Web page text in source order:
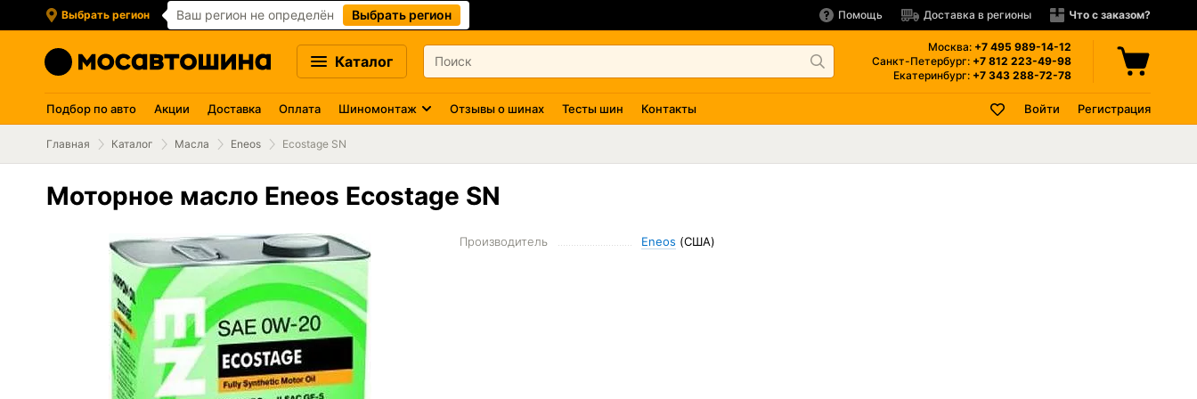
Выбрать регион Ваш регион не определён Выбрать регион Помощь Доставка в регионы Что с заказом?
Каталог
Москва: +7 495 989-14-12
Санкт-Петербург: +7 812 223-49-98
Екатеринбург: +7 343 288-72-78
Подбор по авто Акции Доставка Оплата Шиномонтаж Отзывы о шинах Тесты шин Контакты Войти Регистрация
Главная Каталог Масла Eneos Ecostage SN
Моторное масло Eneos Ecostage SN
Производитель Eneos (США)